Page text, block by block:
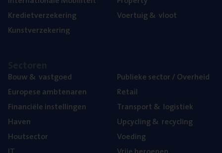
Kre­diet­ver­ze­ke­ring
Kunst­ver­ze­ke­ring
Voer­tuig& vloot
Bouw& vastgoed
Euro­pe­se ambtenaren
Finan­ci­ë­le instellingen
Haven
Hout­sec­tor
Publie­ke sec­tor / Overheid
Retail
Trans­port& logistiek
Upcy­cling& recycling
Voe­ding